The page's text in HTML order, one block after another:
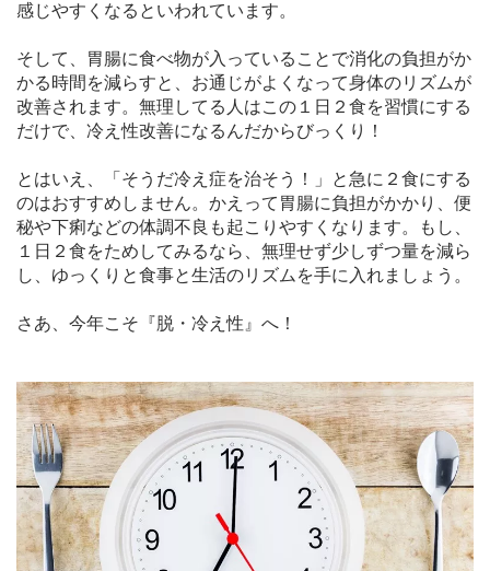
感じやすくなるといわれています。
そして、胃腸に食べ物が入っていることで消化の負担がか
かる時間を減らすと、お通じがよくなって身体のリズムが
改善されます。無理してる人はこの１日２食を習慣にする
だけで、冷え性改善になるんだからびっくり！
とはいえ、「そうだ冷え症を治そう！」と急に２食にする
のはおすすめしません。かえって胃腸に負担がかかり、便
秘や下痢などの体調不良も起こりやすくなります。もし、
１日２食をためしてみるなら、無理せず少しずつ量を減ら
し、ゆっくりと食事と生活のリズムを手に入れましょう。
さあ、今年こそ『脱・冷え性』へ！